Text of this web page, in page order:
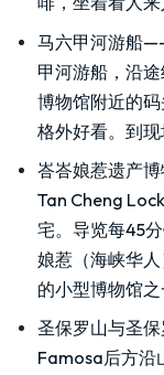
马六甲河游船
甲河游船，沿
博物馆附近的
格外好看。到现
峇峇娘惹遗产
Tan Cheng
宅。导览每45
娘惹（海峡华
的小型博物馆之
圣保罗山与圣
Famosa后方沿